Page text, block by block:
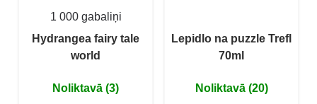
1 000 gabaliņi
Hydrangea fairy tale
world
Noliktavā (3)
Lepidlo na puzzle Trefl
70ml
Noliktavā (20)